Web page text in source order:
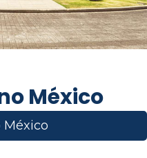
México
México